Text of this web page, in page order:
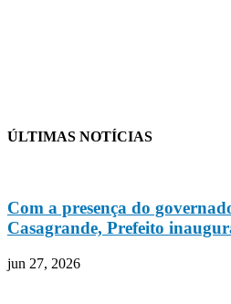
ÚLTIMAS NOTÍCIAS
Com a presença do
Casagrande, Prefeito
jun 27, 2026